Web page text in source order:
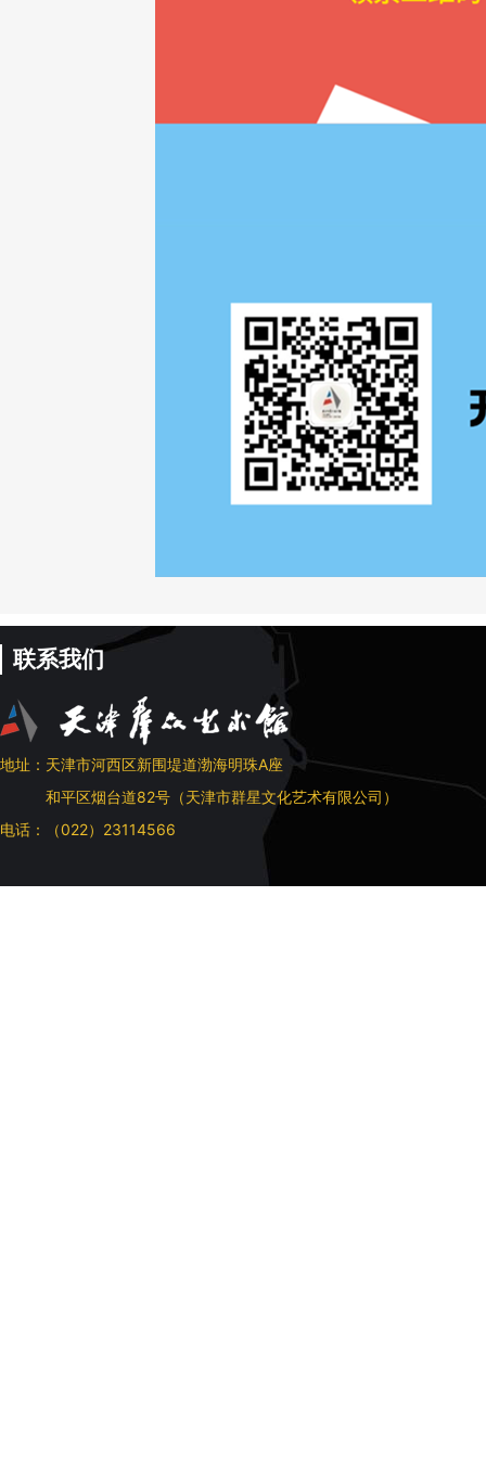
联系我们
地址：天津市河西区新围堤道渤海明珠A座
和平区烟台道82号（天津市群星文化艺术有限公司）
电话：（022）23114566